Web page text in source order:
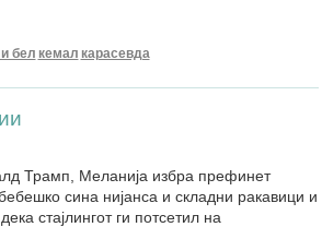
бел кемал карасевда
Трамп, Меланија избра префинет
сина нијанса и складни ракавици и
стајлингот ги потсетил на